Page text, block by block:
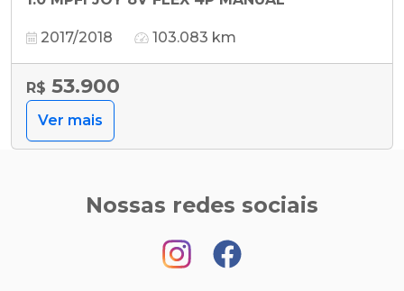
2017/2018 103.083 km
R$ 53.900
Ver mais
Nossas redes sociais